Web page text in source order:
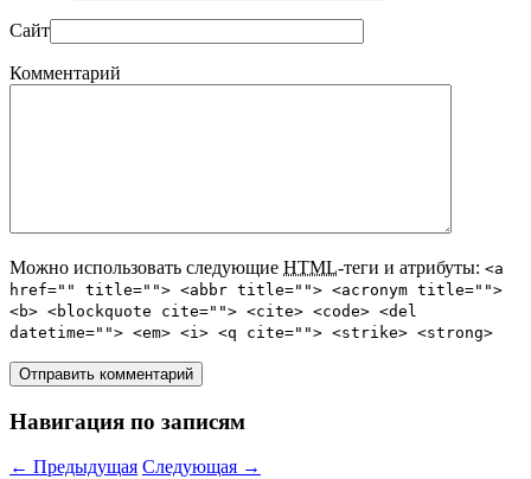
Сайт
Комментарий
Можно использовать следующие HTML-теги и атрибуты: <a
href="" title=""> <abbr title=""> <acronym title="">
<b> <blockquote cite=""> <cite> <code> <del
datetime=""> <em> <i> <q cite=""> <strike> <strong>
Навигация по записям
← Предыдущая Следующая →